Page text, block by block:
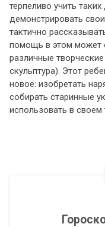
терпеливо учить
демонстрировать
тактично
помощь в этом может
различные
скульптура). Этот
новое: изобретать
собирать старинные
использовать в своем